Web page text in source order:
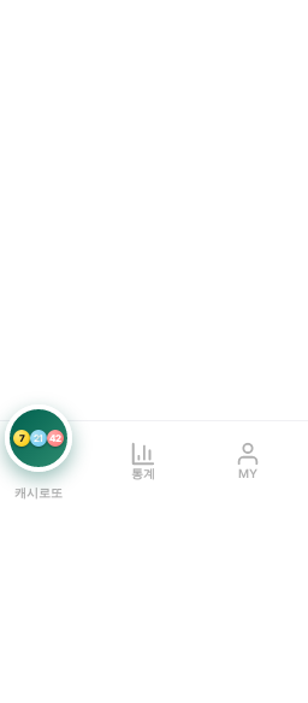
7 21 42
캐시로또
통계 MY